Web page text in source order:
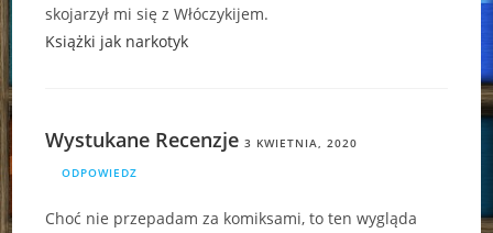
skojarzył mi się z Włóczykijem.
Książki jak narkotyk
Wystukane Recenzje 3 KWIETNIA, 2020
ODPOWIEDZ
Choć nie przepadam za komiksami, to ten wygląda